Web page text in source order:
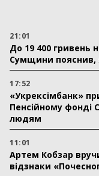
21:01
До 19 400 гривень
Сумщини пояснив,
17:52
«Укрексімбанк»
Пенсійному
людям
11:01
Артем Кобзар
відзнаки